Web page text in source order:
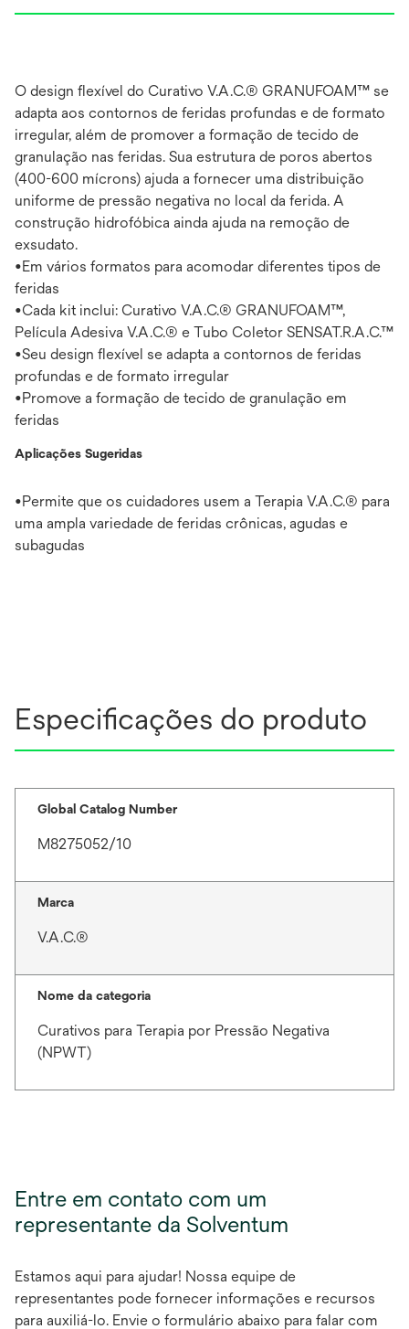
O design flexível do Curativo V.A.C.® GRANUFOAM™ se
adapta aos contornos de feridas profundas e de formato
irregular, além de promover a formação de tecido de
granulação nas feridas. Sua estrutura de poros abertos
(400-600 mícrons) ajuda a fornecer uma distribuição
uniforme de pressão negativa no local da ferida. A
construção hidrofóbica ainda ajuda na remoção de
exsudato.
•Em vários formatos para acomodar diferentes tipos de
feridas
•Cada kit inclui: Curativo V.A.C.® GRANUFOAM™,
Película Adesiva V.A.C.® e Tubo Coletor SENSAT.R.A.C.™
•Seu design flexível se adapta a contornos de feridas
profundas e de formato irregular
•Promove a formação de tecido de granulação em
feridas
Aplicações Sugeridas
•Permite que os cuidadores usem a Terapia V.A.C.® para
uma ampla variedade de feridas crônicas, agudas e
subagudas
Especificações do produto
Global Catalog Number
M8275052/10
Marca
V.A.C.®
Nome da categoria
Curativos para Terapia por Pressão Negativa
(NPWT)
Entre em contato com um
representante da Solventum
Estamos aqui para ajudar! Nossa equipe de
representantes pode fornecer informações e recursos
para auxiliá-lo. Envie o formulário abaixo para falar com